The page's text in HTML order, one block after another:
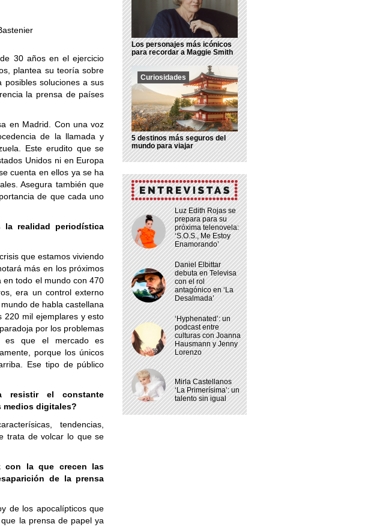
Los personajes más icónicos
para recordar a Maggie Smith
Curiosidades
5 destinos más seguros del
mundo para viajar
Luz Edith Rojas se
prepara para su
próxima telenovela:
‘S.O.S., Me Estoy
Enamorando’
Daniel Elbittar
debuta en Televisa
con el rol
antagónico en ‘La
Desalmada’
‘Hyphenated’: un
podcast entre
culturas con Joanna
Hausmann y Jenny
Lorenzo
Mirla Castellanos
‘La Primerísima’: un
talento sin igual
30 años en el ejercicio
plantea su teoría sobre
posibles soluciones a sus
la prensa de países
en Madrid. Con una voz
de la llamada y
Este erudito que se
Unidos ni en Europa
cuenta en ellos ya se ha
Asegura también que
de que cada uno
realidad periodística
que estamos viviendo
más en los próximos
todo el mundo con 470
era un control externo
de habla castellana
220 mil ejemplares y esto
por los problemas
es que el mercado es
porque los únicos
Ese tipo de público
resistir el constante
medios digitales?
tendencias,
trata de volcar lo que se
con la que crecen las
de la prensa
de los apocalípticos que
la prensa de papel ya